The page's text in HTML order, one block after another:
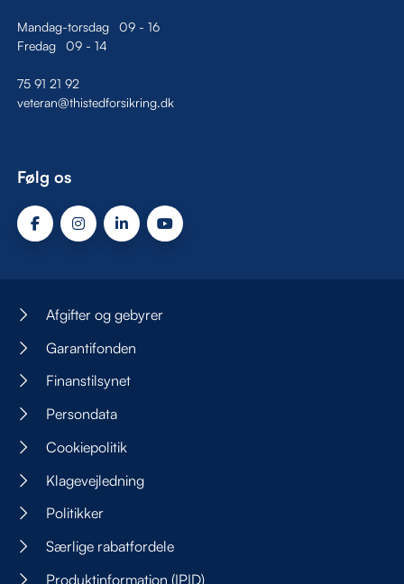
Mandag-torsdag 09- 16
Fredag
09- 14
75 91 21 92
veteran@thistedforsikring.dk
Følg os
Afgifter og gebyrer
Garantifonden
Finanstilsynet
Persondata
Cookiepolitik
Klagevejledning
Politikker
Særlige rabatfordele
Produktinformation (IPID)